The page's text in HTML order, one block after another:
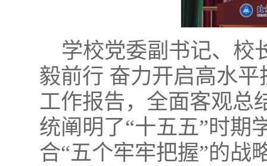
学校党委副书记、校
毅前行 奋力开启高水
工作报告，全面客观总
统阐明了“十五五”时期
合“五个牢牢把握”的战